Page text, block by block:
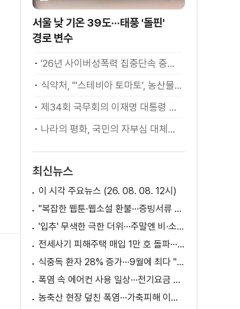
서울 낮 기온 39도···태풍 '돌핀'
경로 변수
'26년 사이버성폭력 집중단속 중간성과 발표···향후 추진계획은?
식약처, "'스테비아 토마토', 농산물 아닌 가공식품"
제34회 국무회의 이재명 대통령 모두발언
나라의 평화, 국민의 자부심 대체불가 대한민국 이재명 대통령 모두말씀
최신뉴스
이 시각 주요뉴스 (26. 08. 08. 12시)
"복잡한 웹툰·웹소설 환불···증빙서류 요구까지"
'입추' 무색한 극한 더위···주말엔 비·소나기
전세사기 피해주택 매입 1만 호 돌파···피해 지원 속도
식중독 환자 28% 증가···9월에 최다 "입추 방심 금물"
폭염 속 에어컨 사용 일상···전기요금 줄이려면?
농축산 현장 덮친 폭염···가축피해 이틀 새 28만 마리↑